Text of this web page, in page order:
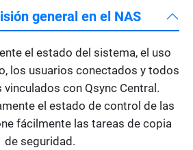
general en el NAS
el estado del sistema, el uso
los usuarios conectados y todos
con Qsync Central.
el estado de control de las
fácilmente las tareas de copia
de seguridad.